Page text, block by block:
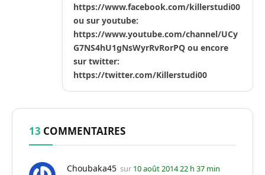
https://www.facebook.com/killerstudi00
ou sur youtube:
https://www.youtube.com/channel/UCy
G7NS4hU1gNsWyrRvRorPQ ou encore
sur twitter:
https://twitter.com/Killerstudi00
13 COMMENTAIRES
Choubaka45 sur 10 août 2014 22 h 37 min